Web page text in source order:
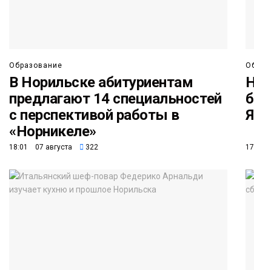
Образование
В Норильске абитуриентам
предлагают 14 специальностей
с перспективой работы в
«Норникеле»
18:01 07 августа 322